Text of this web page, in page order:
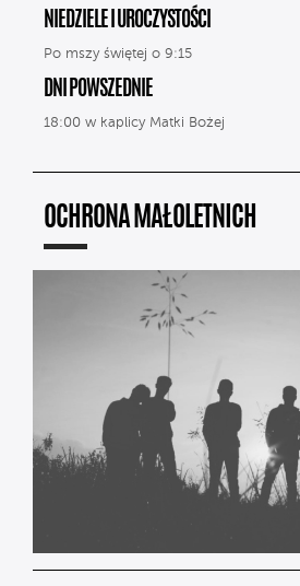
NIEDZIELE I UROCZYSTOŚCI
Po mszy świętej o 9:15
DNI POWSZEDNIE
18:00 w kaplicy Matki Bożej
OCHRONA MAŁOLETNICH